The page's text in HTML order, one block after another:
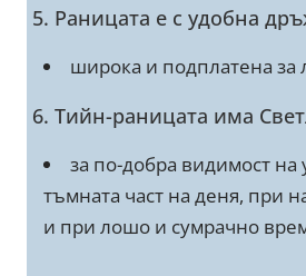
5. Раницата е с удобна
широка и подплатена за
6. Тийн-раницата има
за по-добра видимост на
тъмната част на деня, при
и при лошо и сумрачно